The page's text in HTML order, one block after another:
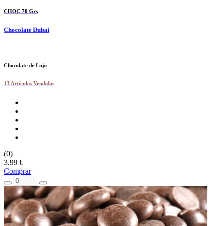
CHOC 70 Grs
Chocolate Dubai
Chocolate de Lujo
13 Artículos Vendidos
(0)
3.99 €
Comprar